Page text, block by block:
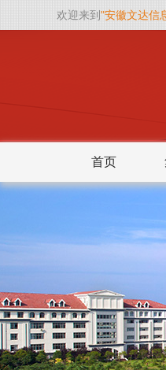
欢迎来到 "安徽文达信
首页